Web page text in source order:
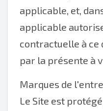
applicable, et,
applicable
contractuelle à ce
par la présente à
Marques de
Le Site est